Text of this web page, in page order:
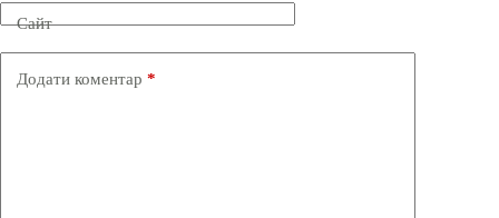
Сайт
Додати коментар *